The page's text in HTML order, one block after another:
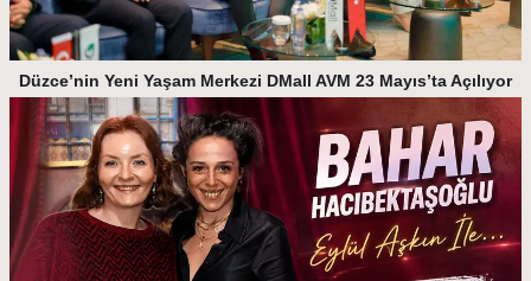
Düzce’nin Yeni Yaşam Merkezi DMall AVM 23 Mayıs’ta Açılıyor